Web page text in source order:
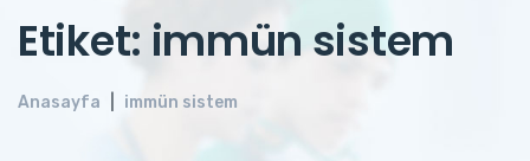
Etiket: immün sistem
Anasayfa immün sistem